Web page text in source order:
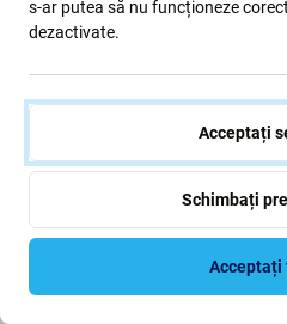
avantaje diferite în funcție de
FixPremium– o alegere
Baseus– varianta de
SBS– gamă variată
lungimi, chiar și de 3 m
PURO– combinații de
potrivesc cu noile modele
s-ar putea să nu funcționeze
dezactivate.
Acceptați
Schimbați
Acceptați